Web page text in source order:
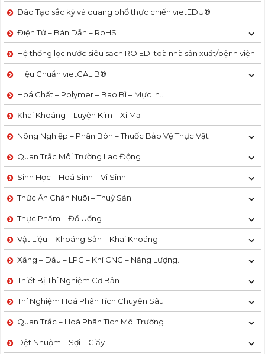
Đào Tạo sắc ký và quang phổ thực chiến vietEDU®
Điện Tử – Bán Dẫn – RoHS
Hệ thống lọc nước siêu sạch RO EDI​​ toà nhà sản xuất/bệnh viện
Hiệu Chuẩn vietCALIB®
Hoá Chất – Polymer – Bao Bì – Mực In…
Khai Khoáng – Luyện Kim – Xi Mạ
Nông Nghiệp – Phân Bón – Thuốc Bảo Vệ Thực Vật
Quan Trắc Môi Trường Lao Động
Sinh Học – Hoá Sinh – Vi Sinh
Thức Ăn Chăn Nuôi – Thuỷ Sản
Thực Phẩm – Đồ Uống
Vật Liệu – Khoáng Sản – Khai Khoáng
Xăng – Dầu – LPG – Khí CNG – Năng Lượng…
Thiết Bị Thí Nghiệm Cơ Bản
Thí Nghiệm Hoá Phân Tích Chuyên Sâu
Quan Trắc – Hoá Phân Tích Môi Trường
Dệt Nhuộm – Sợi – Giấy